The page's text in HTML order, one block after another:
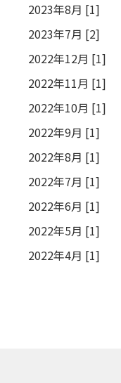
2023年8月 [1]
2023年7月 [2]
2022年12月 [1]
2022年11月 [1]
2022年10月 [1]
2022年9月 [1]
2022年8月 [1]
2022年7月 [1]
2022年6月 [1]
2022年5月 [1]
2022年4月 [1]